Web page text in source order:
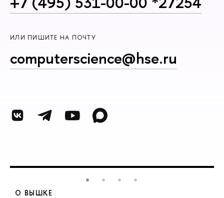
ИЛИ ПИШИТЕ НА ПОЧТУ
computerscience@hse.ru
О ВЫШКЕ